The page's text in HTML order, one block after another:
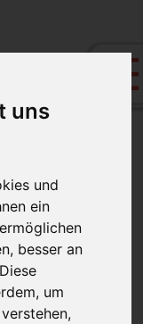
uns
und
ein
besser an
um
ist die
Sie